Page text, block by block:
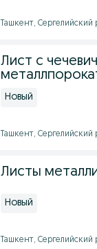
Ташкент, Сергелийский
Лист с
Новый
Ташкент, Сергелийский
Листы
Новый
Ташкент, Сергелийский